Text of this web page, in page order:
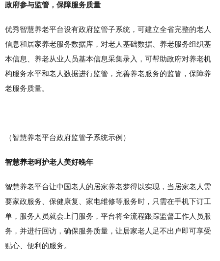
政府参与监管，保障服务质量
优秀智慧养老平台设有政府监管子系统，可建立全省完整的老人
信息和居家养老服务数据库，对老人基础数据、养老服务组织基
本信息、养老从业人员基本信息采集录入，可帮助政府对养老机
构服务水平和老人数据进行监管，完善养老服务的监管，保障养
老服务质量。
（智慧养老平台政府监管子系统示例）
智慧养老呵护老人美好晚年
智慧养老平台让中国老人的居家养老梦得以实现，当居家老人需
要家政服务、保健康复、家电维修等服务时，只需在手机下订工
单，服务人员就会上门服务，平台将全流程跟踪监督工作人员服
务，并进行回访，确保服务质量，让居家老人足不出户即可享受
贴心、便利的服务。